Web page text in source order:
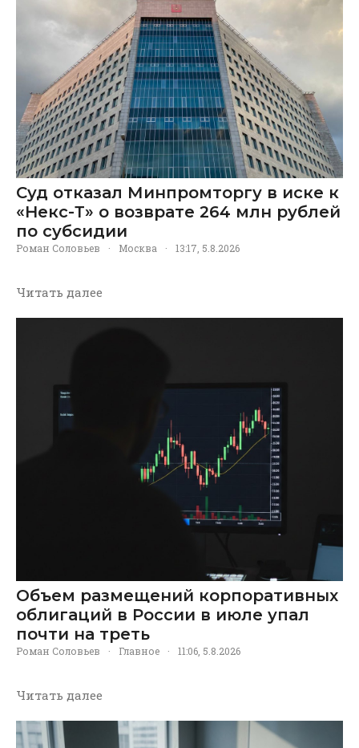
Суд отказал Минпромторгу в иске к
«Некс-Т» о возврате 264 млн рублей
по субсидии
Роман Соловьев · Москва · 13:17, 5.8.2026
Читать далее
Объем размещений корпоративных
облигаций в России в июле упал
почти на треть
Роман Соловьев · Главное · 11:06, 5.8.2026
Читать далее